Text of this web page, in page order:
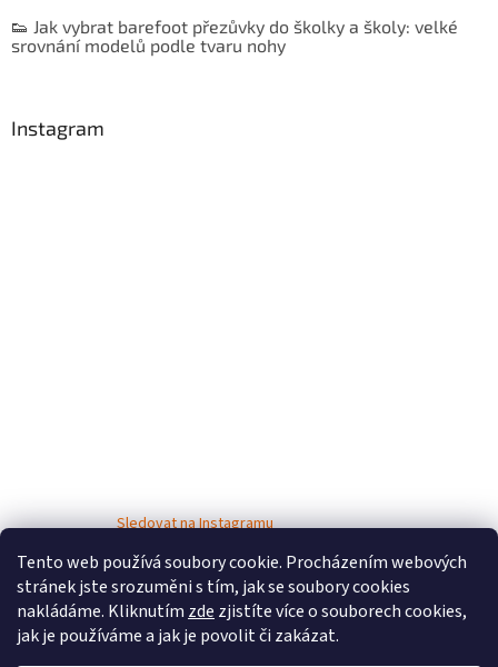
Tento web používá soubory cookie. Procházením webových
stránek jste srozuměni s tím, jak se soubory cookies
nakládáme. Kliknutím zde zjistíte více o souborech cookies,
jak je používáme a jak je povolit či zakázat.
👟 Jak vybrat barefoot přezůvky do školky a školy: velké
srovnání modelů podle tvaru nohy
Instagram
Sledovat na Instagramu